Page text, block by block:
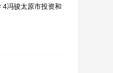
4冯骏太原市投资和